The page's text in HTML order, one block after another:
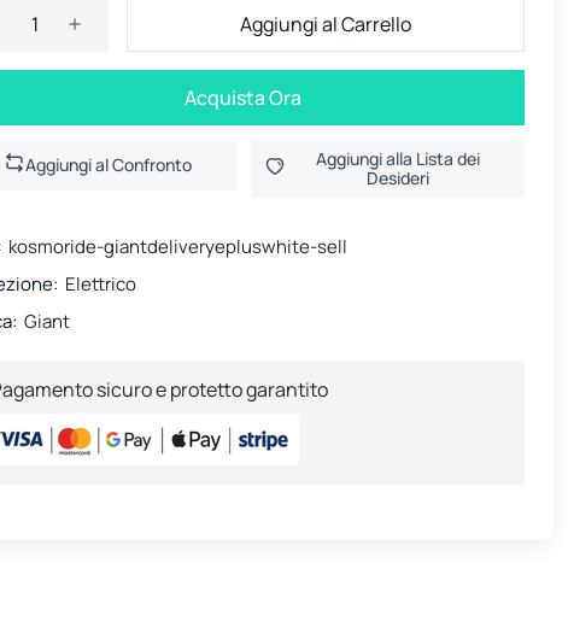
Aggiungi al Carrello
Acquista Ora
Aggiungi al Confronto
Aggiungi alla Lista dei
Desideri
kosmoride-giantdeliveryepluswhite-sell
Elettrico
Giant
sicuro e protetto garantito